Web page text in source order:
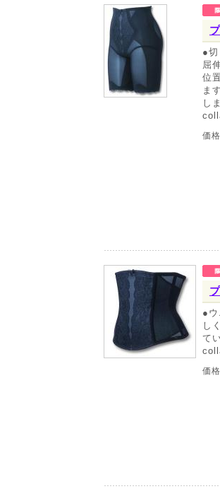
●
屈
位
ま
し
価格
●
し
て
価格